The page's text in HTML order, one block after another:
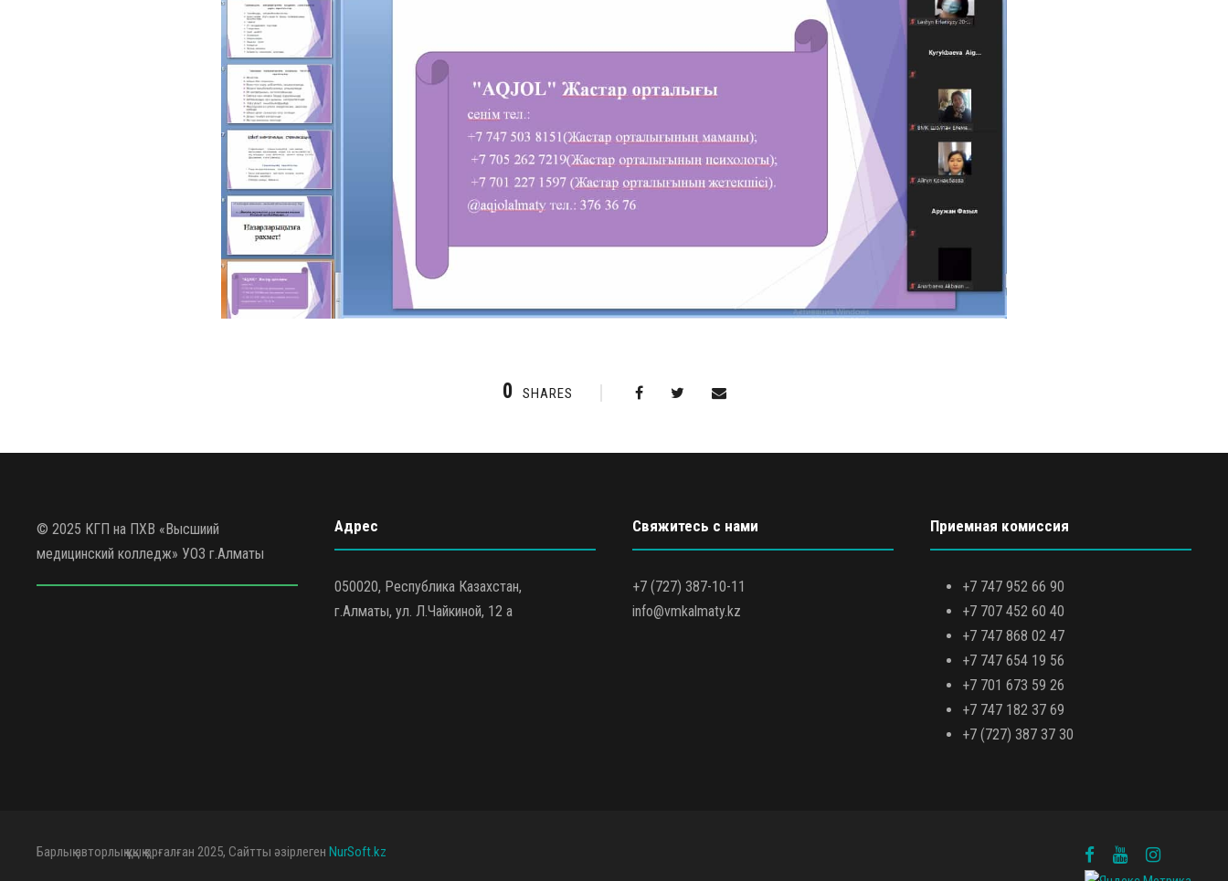
0 SHARES
© 2025 КГП на ПХВ «Высшиий
медицинский колледж» УОЗ г.Алматы
Адрес
050020, Республика Казахстан,
г.Алматы, ул. Л.Чайкиной, 12 а
Свяжитесь с нами
+7 (727) 387-10-11
info@vmkalmaty.kz
Приемная комиссия
+7 747 952 66 90
+7 707 452 60 40
+7 747 868 02 47
+7 747 654 19 56
+7 701 673 59 26
+7 747 182 37 69
+7 (727) 387 37 30
Барлық авторлық құқық қорғалған 2025, Сайтты әзірлеген NurSoft.kz